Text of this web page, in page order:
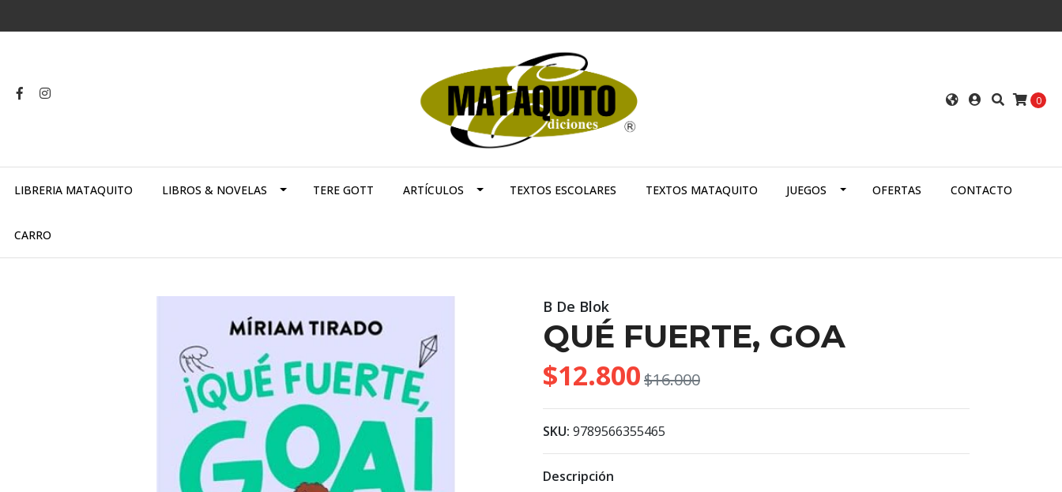
0
LIBRERIA MATAQUITO LIBROS & NOVELAS TERE GOTT ARTÍCULOS TEXTOS ESCOLARES TEXTOS MATAQUITO JUEGOS OFERTAS CONTACTO
CARRO
B De Blok
QUÉ FUERTE, GOA
$12.800$16.000
SKU: 9789566355465
Descripción